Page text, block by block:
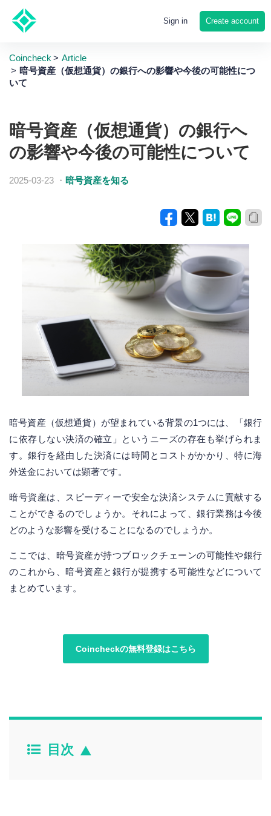
Sign in Create account
Coincheck
Article
暗号資産（仮想通貨）の銀行への影響や今後の可能性につ
いて
暗号資産（仮想通貨）の銀行へ
の影響や今後の可能性について
2025-03-23 ・ 暗号資産を知る
暗号資産（仮想通貨）が望まれている背景の1つには、「銀行
に依存しない決済の確立」というニーズの存在も挙げられま
す。銀行を経由した決済には時間とコストがかかり、特に海
外送金においては顕著です。
暗号資産は、スピーディーで安全な決済システムに貢献する
ことができるのでしょうか。それによって、銀行業務は今後
どのような影響を受けることになるのでしょうか。
ここでは、暗号資産が持つブロックチェーンの可能性や銀行
のこれから、暗号資産と銀行が提携する可能性などについて
まとめています。
Coincheckの無料登録はこちら
目次